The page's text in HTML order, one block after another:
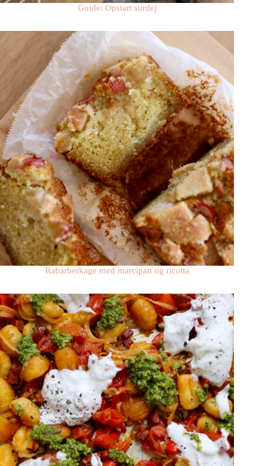
Guide: Opstart surdej
Rabarberkage med marcipan og ricotta